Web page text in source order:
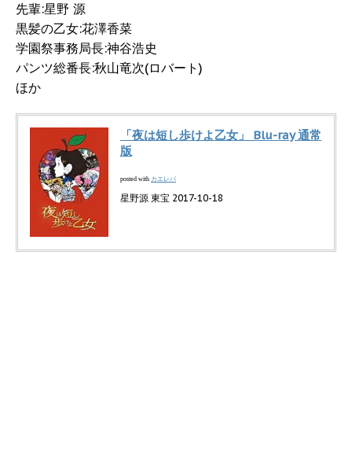
先輩:星野 源
黒髪の乙女:花澤香菜
学園祭事務局長:神谷浩史
パンツ総番長:秋山竜次(ロバート)
ほか
「夜は短し歩けよ乙女」 Blu-ray 通常
版
posted with カエレバ
星野源 東宝 2017-10-18